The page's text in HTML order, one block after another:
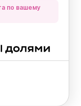
по вашему